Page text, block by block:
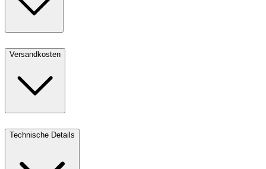
Versandkosten
Technische Details